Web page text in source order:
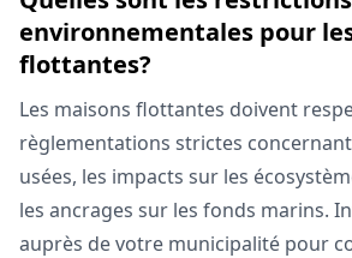
environnementales pour
flottantes?
Les maisons flottantes doivent
règlementations strictes
usées, les impacts sur les
les ancrages sur les fonds marins.
auprès de votre municipalité pour